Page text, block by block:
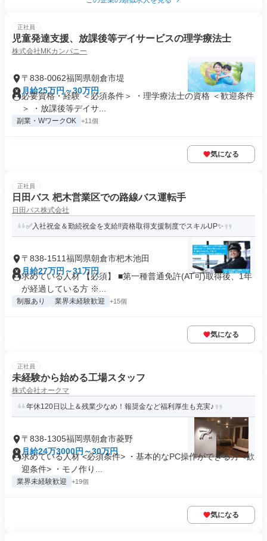
正社員
児童発達支援、放課後等デイサービスの理学療法士
株式会社MKカンパニー
〒838-0062福岡県朝倉市堤
月給25万円～30万円
必要資格・経験 ＜必須条件＞ ・理学療法士の資格 ＜歓迎条件
＞ ・放課後等デイサ...
副業・WワークOK +11個
気になる
正社員
日田バス 杷木営業区での路線バス運転手
日田バス株式会社
✅入社祝金＆勤続祝金を支給!!資格取得支援制度でスキルUP✨
〒838-1511福岡県朝倉市杷木池田
月給27万円～31万円
求めている人材 【必須】 ■第一種普通免許(AT可)取得後、1年
が経過している方 ※...
制服あり 業界未経験歓迎 +15個
気になる
正社員
未経験から始める工場スタッフ
株式会社オークマ
年休120日以上＆残業少なめ！報奨金など福利厚生も充実♪
〒838-1305福岡県朝倉市菱野
月給24万3000円～30万円
求めている人材 <必須条件> ・基本的なPC操作ができる方 <歓
迎条件> ・モノ作り...
業界未経験歓迎 +19個
気になる